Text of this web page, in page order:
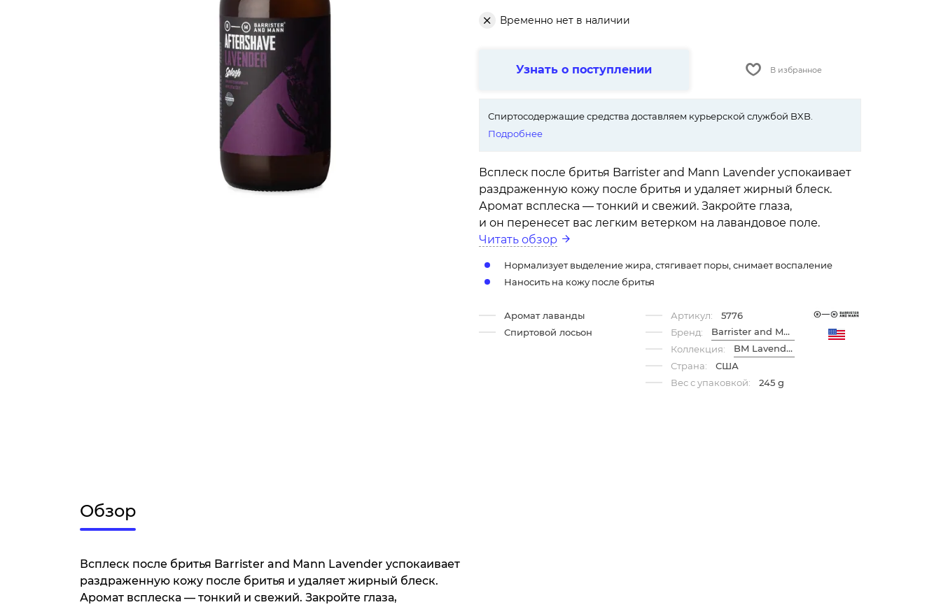
Временно нет в наличии
Узнать о поступлении В избранное
Спиртосодержащие средства доставляем курьерской службой BXB.
Подробнее
Всплеск после бритья Barrister and Mann Lavender успокаивает
раздраженную кожу после бритья и удаляет жирный блеск.
Аромат всплеска — тонкий и свежий. Закройте глаза,
и он перенесет вас легким ветерком на лавандовое поле.
Читать обзор
Нормализует выделение жира, стягивает поры, снимает воспаление
Наносить на кожу после бритья
Аромат лаванды
Спиртовой лосьон
Артикул:
5776
Бренд:
Barrister and Mann
Коллекция:
BM Lavender
Страна:
США
Вес с упаковкой:
245 g
Обзор
Всплеск после бритья Barrister and Mann Lavender успокаивает
раздраженную кожу после бритья и удаляет жирный блеск.
Аромат всплеска — тонкий и свежий. Закройте глаза,